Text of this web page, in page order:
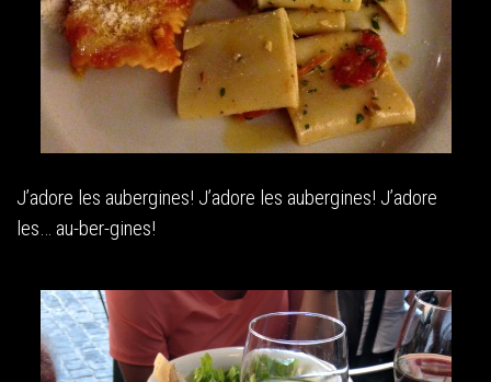
J’adore les aubergines! J’adore les aubergines! J’adore
les… au-ber-gines!